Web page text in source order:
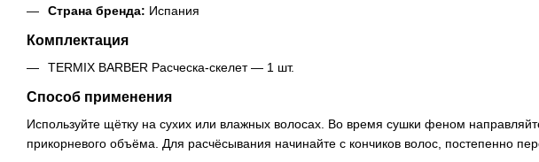
Страна бренда: Испания
Комплектация
TERMIX BARBER Расческа-скелет — 1 шт.
Способ применения
Используйте щётку на сухих или влажных волосах. Во время сушки феном
прикорневого объёма. Для расчёсывания начинайте с кончиков волос, постепенно